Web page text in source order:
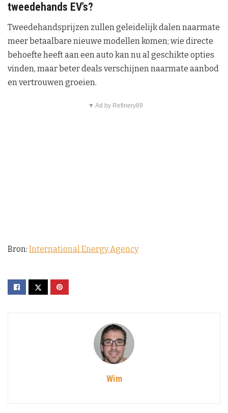
tweedehands EV’s?
Tweedehandsprijzen zullen geleidelijk dalen naarmate
meer betaalbare nieuwe modellen komen; wie directe
behoefte heeft aan een auto kan nu al geschikte opties
vinden, maar beter deals verschijnen naarmate aanbod
en vertrouwen groeien.
▼ Ad by Refinery89
Bron: International Energy Agency
Wim